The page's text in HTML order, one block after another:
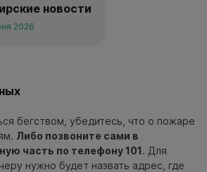
новости
2026
бегством, убедитесь, что о пожаре
Либо позвоните сами в
часть по телефону 101. Для
нужно будет назвать адрес, где